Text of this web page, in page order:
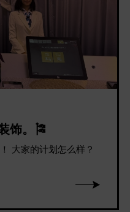
饰。🎏
大家的计划怎么样？